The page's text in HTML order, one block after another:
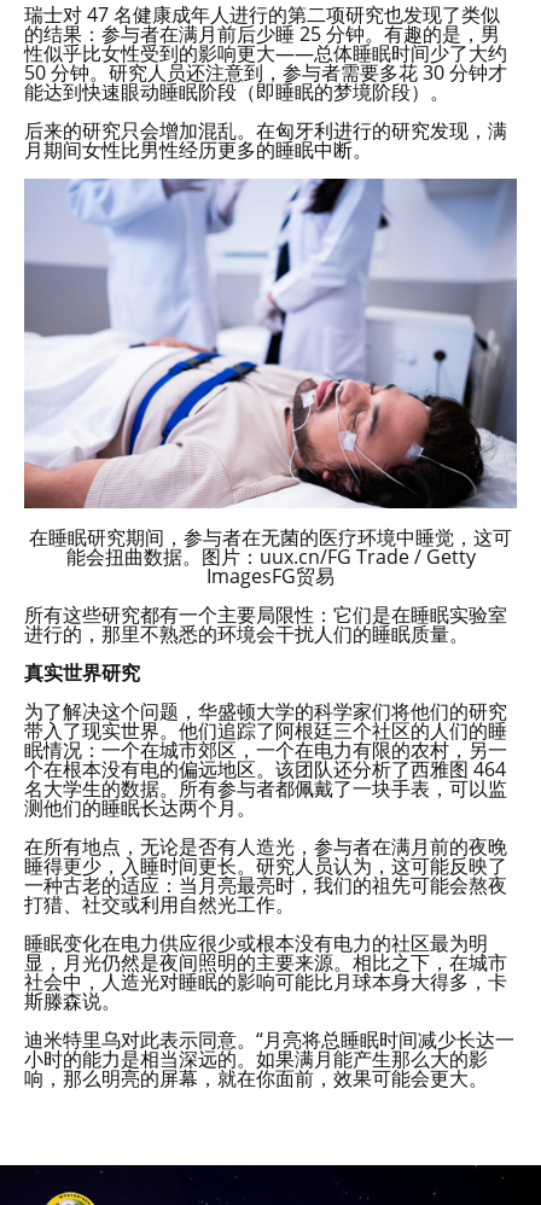
瑞士对 47 名健康成年人进行的第二项研究也发现了类似
的结果：参与者在满月前后少睡 25 分钟。有趣的是，男
性似乎比女性受到的影响更大——总体睡眠时间少了大约
50 分钟。研究人员还注意到，参与者需要多花 30 分钟才
能达到快速眼动睡眠阶段（即睡眠的梦境阶段）。
后来的研究只会增加混乱。在匈牙利进行的研究发现，满
月期间女性比男性经历更多的睡眠中断。
在睡眠研究期间，参与者在无菌的医疗环境中睡觉，这可
能会扭曲数据。图片：uux.cn/FG Trade / Getty
ImagesFG贸易
所有这些研究都有一个主要局限性：它们是在睡眠实验室
进行的，那里不熟悉的环境会干扰人们的睡眠质量。
真实世界研究
为了解决这个问题，华盛顿大学的科学家们将他们的研究
带入了现实世界。他们追踪了阿根廷三个社区的人们的睡
眠情况：一个在城市郊区，一个在电力有限的农村，另一
个在根本没有电的偏远地区。该团队还分析了西雅图 464
名大学生的数据。所有参与者都佩戴了一块手表，可以监
测他们的睡眠长达两个月。
在所有地点，无论是否有人造光，参与者在满月前的夜晚
睡得更少，入睡时间更长。研究人员认为，这可能反映了
一种古老的适应：当月亮最亮时，我们的祖先可能会熬夜
打猎、社交或利用自然光工作。
睡眠变化在电力供应很少或根本没有电力的社区最为明
显，月光仍然是夜间照明的主要来源。相比之下，在城市
社会中，人造光对睡眠的影响可能比月球本身大得多，卡
斯滕森说。
迪米特里乌对此表示同意。“月亮将总睡眠时间减少长达一
小时的能力是相当深远的。如果满月能产生那么大的影
响，那么明亮的屏幕，就在你面前，效果可能会更大。